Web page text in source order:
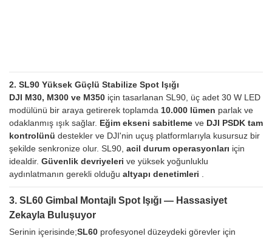
2. SL90 Yüksek Güçlü Stabilize Spot Işığı
DJI M30, M300 ve M350 için tasarlanan SL90, üç adet 30 W LED
modülünü bir araya getirerek toplamda 10.000 lümen parlak ve
odaklanmış ışık sağlar. Eğim ekseni sabitleme ve DJI PSDK tam
kontrolünü destekler ve DJI'nin uçuş platformlarıyla kusursuz bir
şekilde senkronize olur. SL90, acil durum operasyonları için
idealdir. Güvenlik devriyeleri ve yüksek yoğunluklu
aydınlatmanın gerekli olduğu altyapı denetimleri .
3. SL60 Gimbal Montajlı Spot Işığı — Hassasiyet
Zekayla Buluşuyor
Serinin içerisinde;SL60 profesyonel düzeydeki görevler için